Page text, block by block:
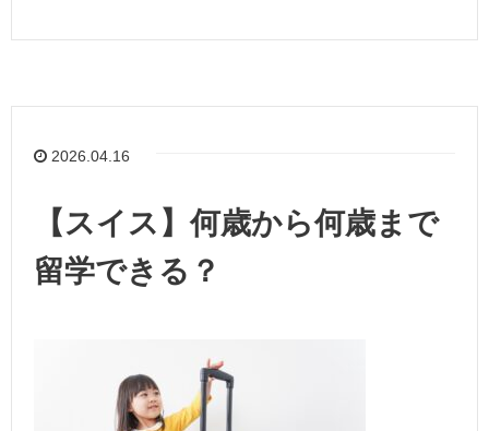
2026.04.16
【スイス】何歳から何歳まで
留学できる？